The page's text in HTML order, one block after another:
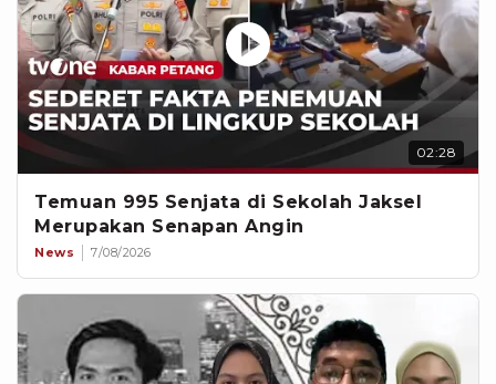
02:28
Temuan 995 Senjata di Sekolah Jaksel
Merupakan Senapan Angin
News 7/08/2026